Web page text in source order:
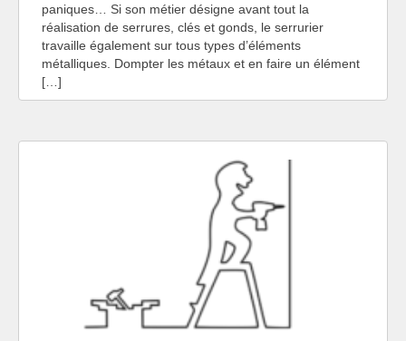
paniques… Si son métier désigne avant tout la
réalisation de serrures, clés et gonds, le serrurier
travaille également sur tous types d’éléments
métalliques. Dompter les métaux et en faire un élément
[…]